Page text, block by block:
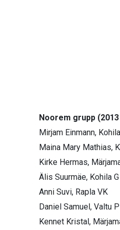
Noorem grupp
Mirjam
Maina Mary
Kirke Hermas,
Älis
Anni Suvi,
Daniel
Kennet Kristal,